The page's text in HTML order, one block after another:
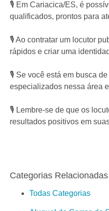
🎙️ Em Cariacica/ES, é
qualificados, prontos para
🎙️ Ao contratar um locutor
rápidos e criar uma
🎙️ Se você está em busca
especializados nessa área
🎙️ Lembre-se de que os
resultados positivos em
Categorias Relacionadas
Todas Categorias